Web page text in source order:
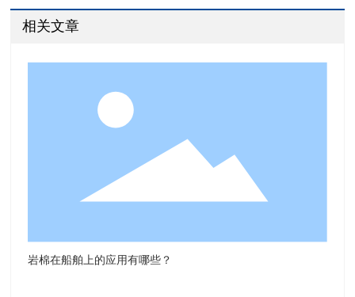
相关文章
岩棉在船舶上的应用有哪些？